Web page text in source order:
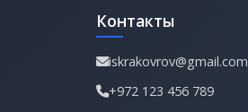
Контакты
iskrakovrov@gmail.com
+972 123 456 789